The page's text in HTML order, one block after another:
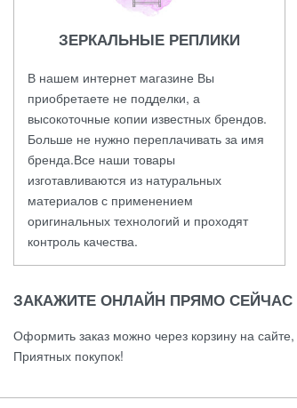
ЗЕРКАЛЬНЫЕ РЕПЛИКИ
В нашем интернет магазине Вы
приобретаете не подделки, а
высокоточные копии известных брендов.
Больше не нужно переплачивать за имя
бренда.Все наши товары
изготавливаются из натуральных
материалов с применением
оригинальных технологий и проходят
контроль качества.
ЗАКАЖИТЕ ОНЛАЙН ПРЯМО СЕЙЧАС
Оформить заказ можно через корзину на
Приятных покупок!